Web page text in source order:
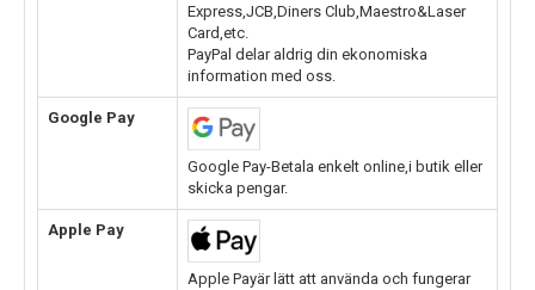
Express,JCB,Diners Club,Maestro&Laser
Card,etc.
PayPal delar aldrig din ekonomiska
information med oss.
Google Pay
Google Pay-Betala enkelt online,i butik eller
skicka pengar.
Apple Pay
Apple Payär lätt att använda och fungerar